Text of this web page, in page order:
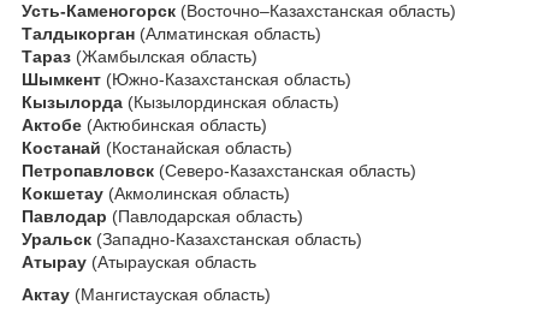
Усть-Каменогорск (Восточно–Казахстанская область)
Талдыкорган (Алматинская область)
Тараз (Жамбылская область)
Шымкент (Южно-Казахстанская область)
Кызылорда (Кызылординская область)
Актобе (Актюбинская область)
Костанай (Костанайская область)
Петропавловск (Северо-Казахстанская область)
Кокшетау (Акмолинская область)
Павлодар (Павлодарская область)
Уральск (Западно-Казахстанская область)
Атырау (Атырауская область
Актау (Мангистауская область)